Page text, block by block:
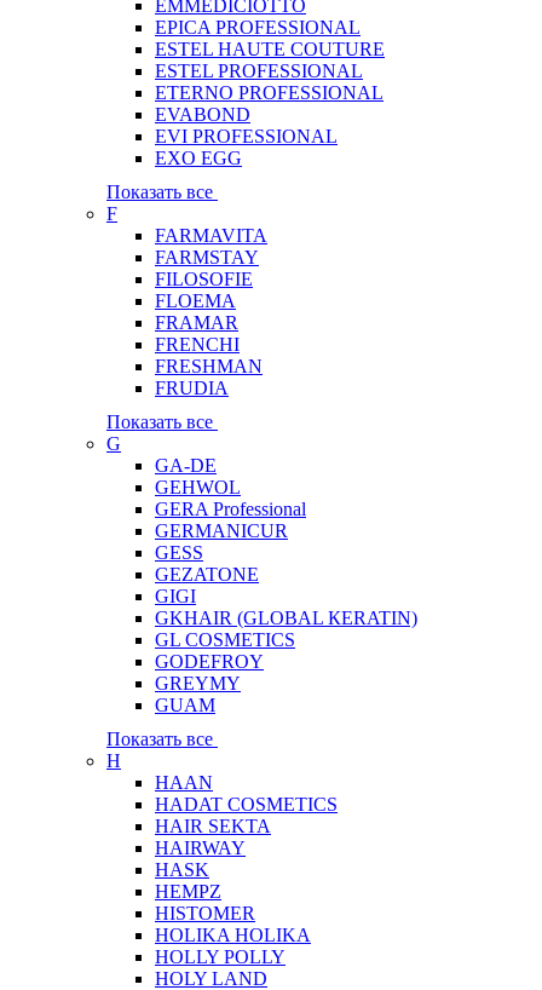
EMMEDICIOTTO
EPICA PROFESSIONAL
ESTEL HAUTE COUTURE
ESTEL PROFESSIONAL
ETERNO PROFESSIONAL
EVABOND
EVI PROFESSIONAL
EXO EGG
Показать все
F
FARMAVITA
FARMSTAY
FILOSOFIE
FLOEMA
FRAMAR
FRENCHI
FRESHMAN
FRUDIA
Показать все
G
GA-DE
GEHWOL
GERA Professional
GERMANICUR
GESS
GEZATONE
GIGI
GKHAIR (GLOBAL КЕRATIN)
GL COSMETICS
GODEFROY
GREYMY
GUAM
Показать все
H
HAAN
HADAT COSMETICS
HAIR SEKTA
HAIRWAY
HASK
HEMPZ
HISTOMER
HOLIKA HOLIKA
HOLLY POLLY
HOLY LAND